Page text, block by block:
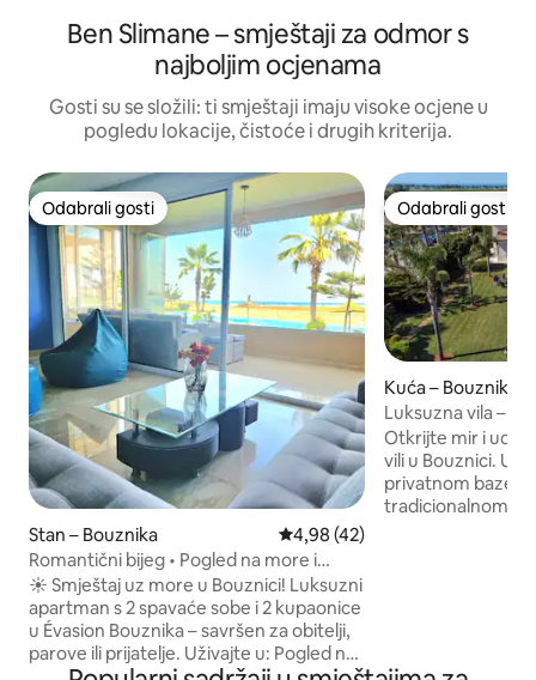
Ben Slimane – smještaji za odmor s
najboljim ocjenama
Gosti su se složili: ti smještaji imaju visoke ocjene u
pogledu lokacije, čistoće i drugih kriterija.
Odabrali gosti
Odabrali gosti
Stan – Bouznika Prosječna ocjena: 4,98/5,
4,98 (42)
Romantični bijeg • Pogled na more i
bazen u Bouzniki
☀️ Smještaj uz more u Bouznici! Luksuzni
apartman s 2 spavaće sobe i 2 kupaonice
u Évasion Bouznika – savršen za obitelji,
parove ili prijatelje. Uživajte u: Pogled na
Odabrali gosti
Odabrali gosti
Kuća – Bouznika
Luksuzna vila –
Otkrijte mir i
vili u Bouznici.
privatnom
tradicionalnom
blizini plaža i terena za